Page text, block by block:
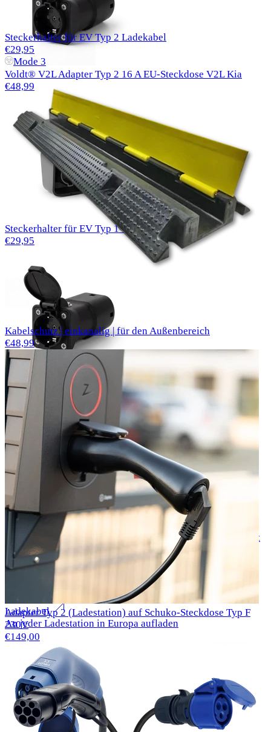
Voldt® V2L Adapter Typ 2 16 A EU-Steckdose V2L Kia
€48,99
Steckerhalter für EV Typ 1-Ladekabel
€29,95
Voldt® V2L Adapter Typ 2 16 A EU-Steckdose V2L BYD
€48,99
Voldt® V2L Adapter Typ 2 16 A EU-Steckdose V2L Renault
€48,99
Alle Produkte für "" ansehen
Suchen Alle Produkte für "" ansehen
Ladekabel
An jeder Ladestation in Europa aufladen
Steckerhalter für EV Typ 2 Ladekabel
€29,95
Mode 3
Kabelschutz | einkanalig | für den Außenbereich
€48,99
Adapter Typ 2 (Ladestation) auf Schuko-Steckdose Typ F
230V
€149,00